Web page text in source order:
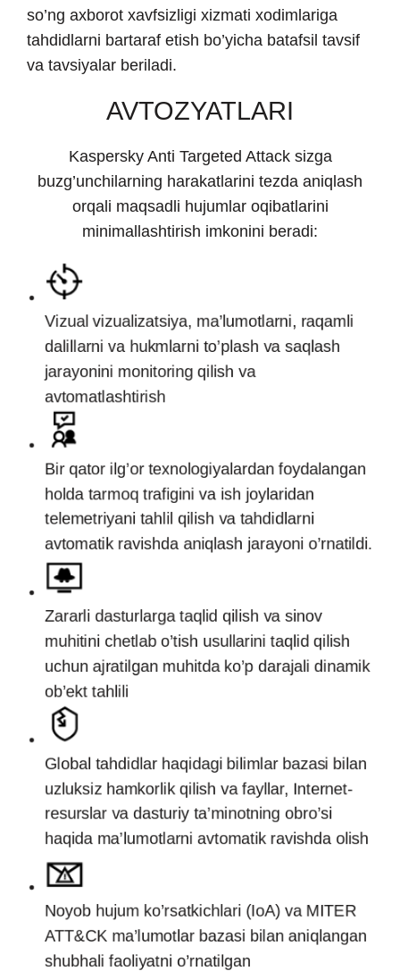
so’ng axborot xavfsizligi xizmati xodimlariga
tahdidlarni bartaraf etish bo’yicha batafsil tavsif
va tavsiyalar beriladi.
AVTOZYATLARI
Kaspersky Anti Targeted Attack sizga
buzg’unchilarning harakatlarini tezda aniqlash
orqali maqsadli hujumlar oqibatlarini
minimallashtirish imkonini beradi:
Vizual vizualizatsiya, ma’lumotlarni, raqamli
dalillarni va hukmlarni to’plash va saqlash
jarayonini monitoring qilish va
avtomatlashtirish
Bir qator ilg’or texnologiyalardan foydalangan
holda tarmoq trafigini va ish joylaridan
telemetriyani tahlil qilish va tahdidlarni
avtomatik ravishda aniqlash jarayoni o’rnatildi.
Zararli dasturlarga taqlid qilish va sinov
muhitini chetlab o’tish usullarini taqlid qilish
uchun ajratilgan muhitda ko’p darajali dinamik
ob’ekt tahlili
Global tahdidlar haqidagi bilimlar bazasi bilan
uzluksiz hamkorlik qilish va fayllar, Internet-
resurslar va dasturiy ta’minotning obro’si
haqida ma’lumotlarni avtomatik ravishda olish
Noyob hujum ko’rsatkichlari (IoA) va MITER
ATT&CK ma’lumotlar bazasi bilan aniqlangan
shubhali faoliyatni o’rnatilgan